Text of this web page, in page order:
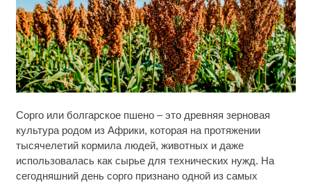
Сорго или болгарское пшено – это древняя зерновая
культура родом из Африки, которая на протяжении
тысячелетий кормила людей, животных и даже
использовалась как сырье для технических нужд. На
сегодняшний день сорго признано одной из самых
будете долго
Королева вагона отожгла! Видео не оставит
равнодушным